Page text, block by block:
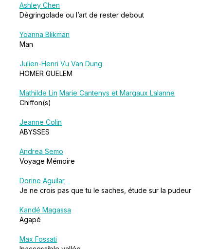
Ashley Chen
Dégringolade ou l’art de rester debout
Yoanna Blikman
Man
Julien-Henri Vu Van Dung
HOMER GUELEM
Mathilde Lin Marie Cantenys et Margaux Lalanne
Chiffon(s)
Jeanne Colin
ABYSSES
Andrea Semo
Voyage Mémoire
Dorine Aguilar
Je ne crois pas que tu le saches, étude sur la pudeur
Kandé Magassa
Agapé
Max Fossati